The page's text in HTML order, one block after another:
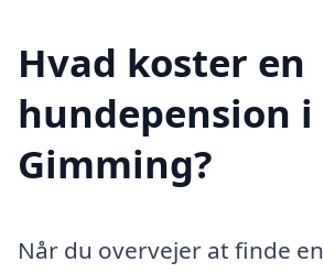
Hvad koster en
hundepension i
Gimming?
Når du overvejer at finde en